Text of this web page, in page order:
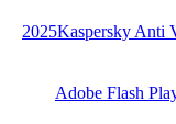
Kaspersky
Adobe Flash